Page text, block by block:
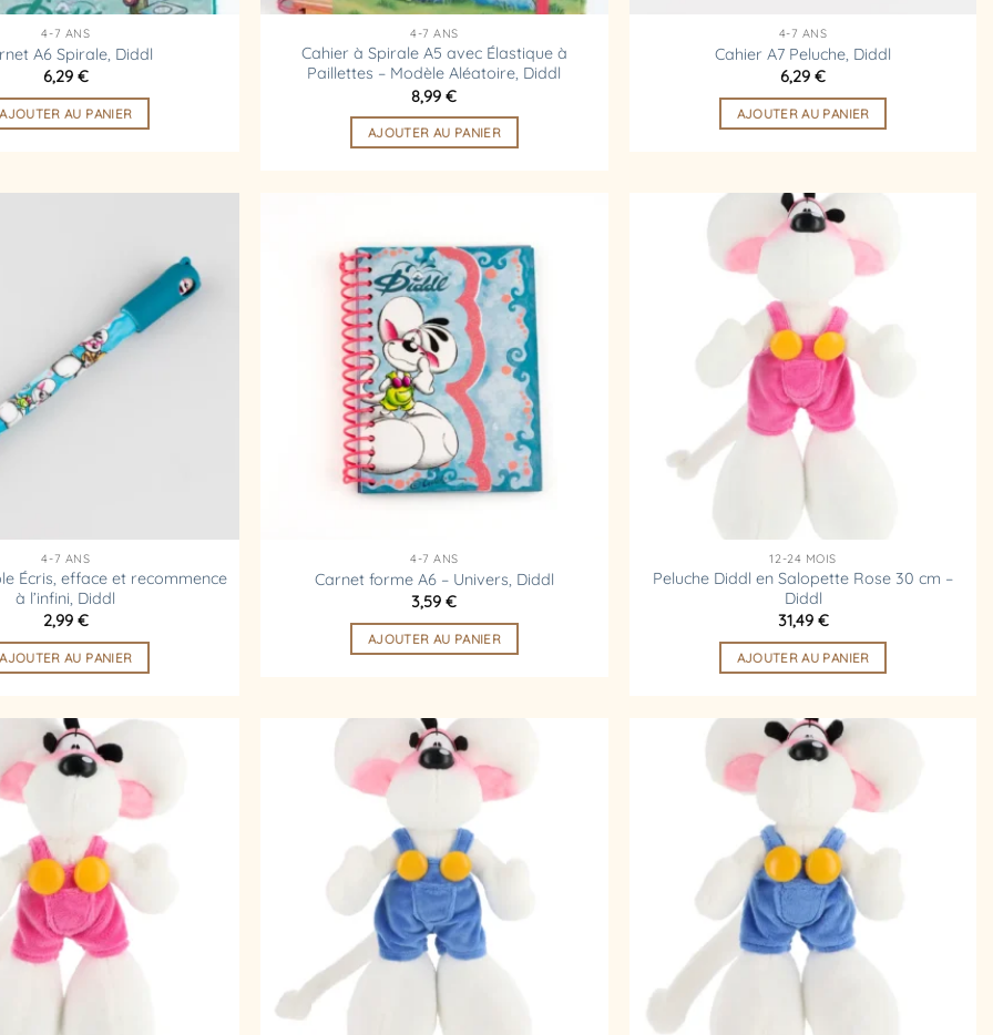
4-7 ANS
A6 Spirale, Diddl
6,29 €
AJOUTER AU PANIER
4-7 ANS
Cahier à Spirale A5 avec Élastique à
Paillettes – Modèle Aléatoire, Diddl
8,99€
AJOUTER AU PANIER
4-7 ANS
Cahier A7 Peluche, Diddl
6,29€
AJOUTER AU PANIER
Ajouter
à la
liste
d’envies
4-7 ANS
Écris, efface et recommence
à l’infini, Diddl
2,99 €
AJOUTER AU PANIER
4-7 ANS
Carnet forme A6 – Univers, Diddl
3,59€
AJOUTER AU PANIER
12-24 MOIS
Peluche Diddl en Salopette Rose 30 cm –
Diddl
31,49 €
AJOUTER AU PANIER